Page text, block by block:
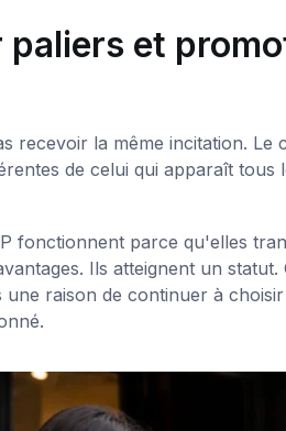
paliers et
recevoir la même incitation. Le
de celui qui apparaît
fonctionnent parce qu'elles
Ils atteignent un
raison de continuer à